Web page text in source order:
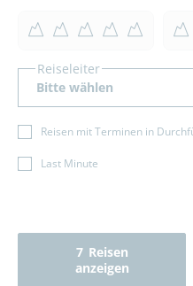
Reiseleiter
Bitte wählen
Reisen mit Terminen in
Last Minute
7 Reisen
anzeigen